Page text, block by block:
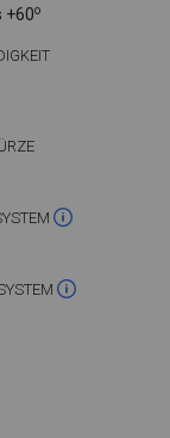
+60o